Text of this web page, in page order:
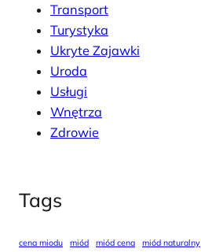
Transport
Turystyka
Ukryte Zajawki
Uroda
Usługi
Wnętrza
Zdrowie
Tags
cena miodu miód miód cena miód naturalny